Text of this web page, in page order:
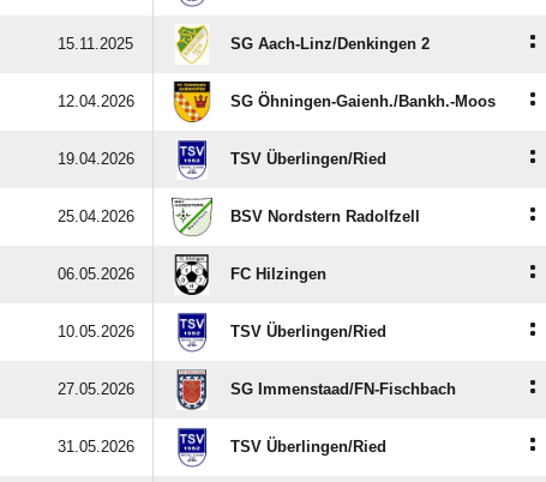
15.11.2025 SG Aach-Linz/​Denkingen 2 :
12.04.2026 SG Öhningen-Gaienh./​Bankh.-Moos :
19.04.2026 TSV Überlingen/​Ried :
25.04.2026 BSV Nordstern Radolfzell :
06.05.2026 FC Hilzingen :
10.05.2026 TSV Überlingen/​Ried :
27.05.2026 SG Immenstaad/​FN-Fischbach :
31.05.2026 TSV Überlingen/​Ried :